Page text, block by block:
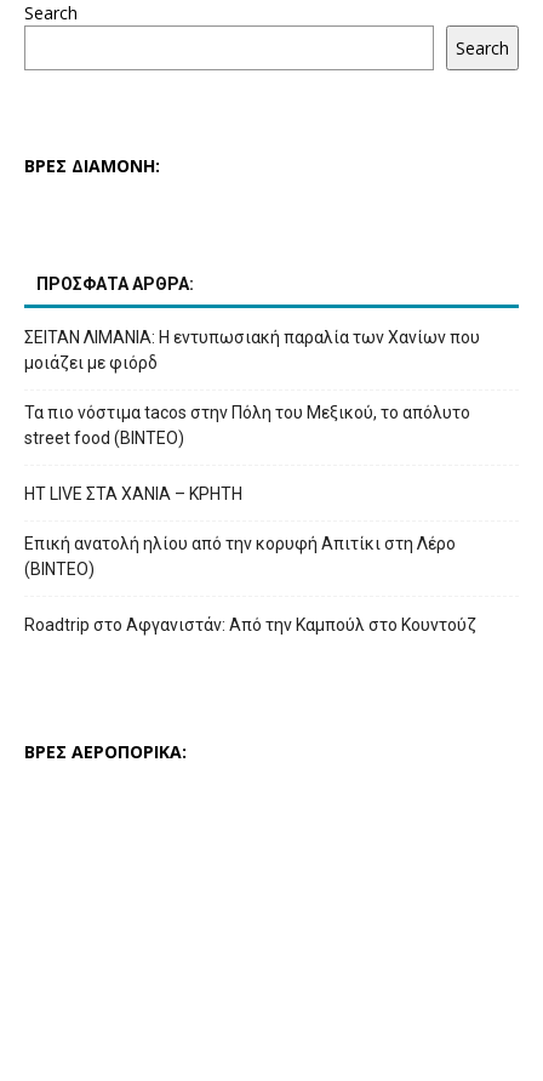
Search
Search
ΒΡΕΣ ΔΙΑΜΟΝΗ:
ΠΡΟΣΦΑΤΑ ΑΡΘΡΑ:
ΣΕΙΤΑΝ ΛΙΜΑΝΙΑ: Η εντυπωσιακή παραλία των Χανίων που
μοιάζει με φιόρδ
Τα πιο νόστιμα tacos στην Πόλη του Μεξικού, το απόλυτο
street food (ΒΙΝΤΕΟ)
HT LIVE ΣΤΑ ΧΑΝΙΑ – ΚΡΗΤΗ
Επική ανατολή ηλίου από την κορυφή Απιτίκι στη Λέρο
(ΒΙΝΤΕΟ)
Roadtrip στο Αφγανιστάν: Από την Καμπούλ στο Κουντούζ
ΒΡΕΣ ΑΕΡΟΠΟΡΙΚΑ: